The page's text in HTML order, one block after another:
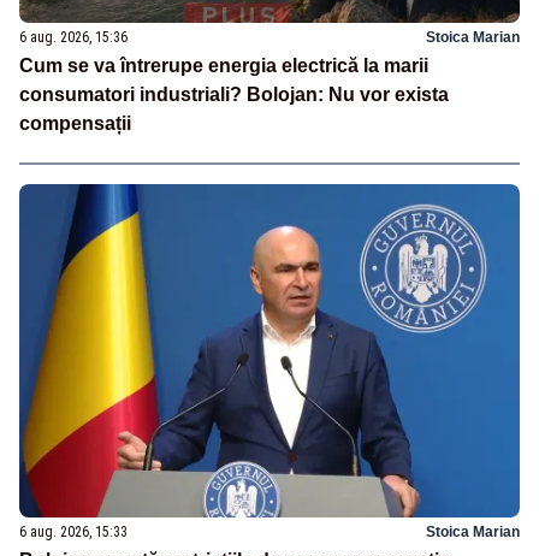
6 aug. 2026, 15:36 Stoica Marian
Cum se va întrerupe energia electrică la marii
consumatori industriali? Bolojan: Nu vor exista
compensații
6 aug. 2026, 15:33 Stoica Marian